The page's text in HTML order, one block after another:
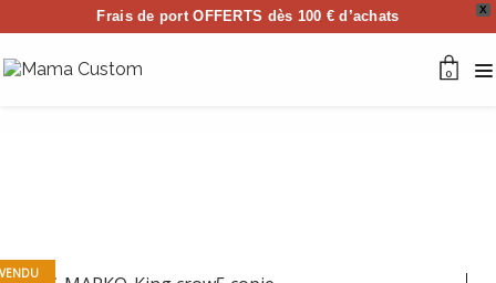
X
Frais de port OFFERTS dès 100 € d’achats
0
VENDU